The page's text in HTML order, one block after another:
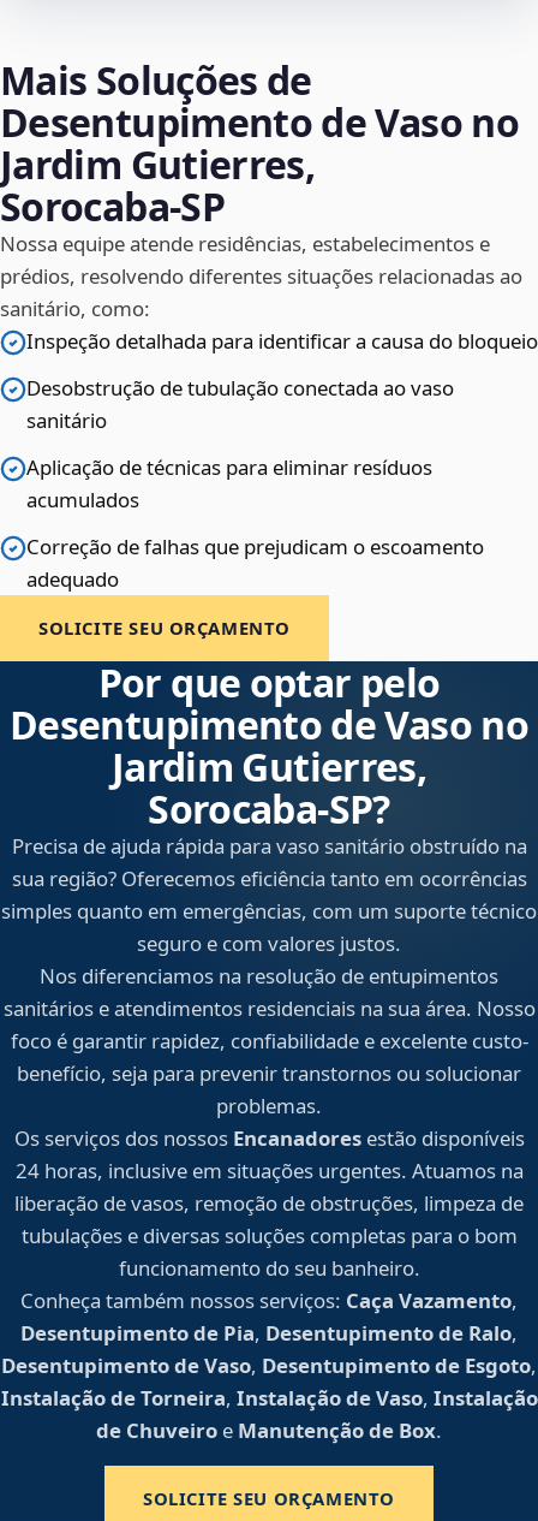
Mais Soluções de
Desentupimento de Vaso no
Jardim Gutierres,
Sorocaba‑SP
Nossa equipe atende residências, estabelecimentos e
prédios, resolvendo diferentes situações relacionadas ao
sanitário, como:
Inspeção detalhada para identificar a causa do bloqueio
Desobstrução de tubulação conectada ao vaso
sanitário
Aplicação de técnicas para eliminar resíduos
acumulados
Correção de falhas que prejudicam o escoamento
adequado
SOLICITE SEU ORÇAMENTO
Por que optar pelo
Desentupimento de Vaso no
Jardim Gutierres,
Sorocaba‑SP?
Precisa de ajuda rápida para vaso sanitário obstruído na
sua região? Oferecemos eficiência tanto em ocorrências
simples quanto em emergências, com um suporte técnico
seguro e com valores justos.
Nos diferenciamos na resolução de entupimentos
sanitários e atendimentos residenciais na sua área. Nosso
foco é garantir rapidez, confiabilidade e excelente custo-
benefício, seja para prevenir transtornos ou solucionar
problemas.
Os serviços dos nossos Encanadoresestão disponíveis
24 horas, inclusive em situações urgentes. Atuamos na
liberação de vasos, remoção de obstruções, limpeza de
tubulações e diversas soluções completas para o bom
funcionamento do seu banheiro.
Conheça também nossos serviços: Caça Vazamento,
Desentupimento de Pia, Desentupimento de Ralo,
Desentupimento de Vaso, Desentupimento de Esgoto,
Instalação de Torneira, Instalação de Vaso, Instalação
de Chuveiro e Manutenção de Box.
SOLICITE SEU ORÇAMENTO